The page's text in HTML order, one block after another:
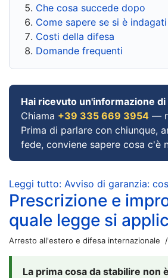
Che cosa succede dopo
Come sapere se si è indagati
Costi della difesa
Domande frequenti
Hai ricevuto un'informazione di
Chiama +39 335 669 3954 —
Prima di parlare con chiunque,
fede, conviene sapere cosa c'è
Leggi tutto: Avviso di garanzia:
Prescrizione e
quale legge si
Arresto all'estero e difesa internazionale
La prima cosa da stabilire non